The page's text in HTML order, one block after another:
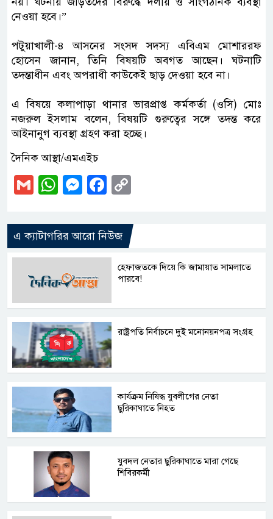
নেওয়া হবে।”
‎​পটুয়াখালী-৪ আসনের সংসদ সদস্য এবিএম মোশাররফ
হোসেন জানান, তিনি বিষয়টি অবগত আছেন। ঘটনাটি
তদন্তাধীন এবং অপরাধী কাউকেই ছাড় দেওয়া হবে না।
‎​এ বিষয়ে কলাপাড়া থানার ভারপ্রাপ্ত কর্মকর্তা (ওসি) মোঃ
নজরুল ইসলাম বলেন, বিষয়টি গুরুত্বের সঙ্গে তদন্ত করে
আইনানুগ ব্যবস্থা গ্রহণ করা হচ্ছে।
দৈনিক আস্থা/এমএইচ
GmailWhatsApp
Messenger
Facebook
এ ক্যাটাগরির আরো নিউজ
হেফাজতকে দিয়ে কি জামায়াত সামলাতে
পারবে!
রাষ্ট্রপতি নির্বাচনে দুই মনোনয়নপত্র সংগ্রহ
কার্যক্রম নিষিদ্ধ যুবলীগের নেতা
ছুরিকাঘাতে নিহত
যুবদল নেতার ছুরিকাঘাতে মারা গেছে
শিবিরকর্মী